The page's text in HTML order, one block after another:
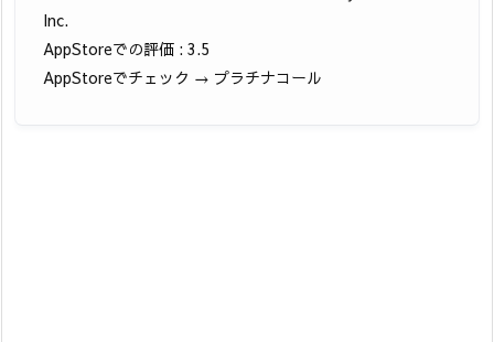
Inc.
AppStoreでの評価 : 3.5
AppStoreでチェック → プラチナコール